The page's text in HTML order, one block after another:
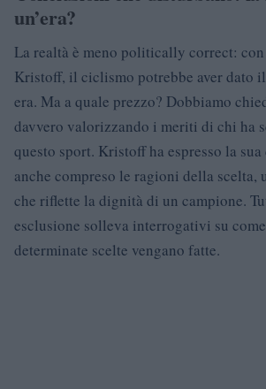
un’era?
La realtà è meno politically correct:
Kristoff, il ciclismo potrebbe aver dato
era. Ma a quale prezzo? Dobbiamo
davvero valorizzando i meriti di chi ha
questo sport. Kristoff ha espresso la
anche compreso le ragioni della scelta,
che riflette la dignità di un campione.
esclusione solleva interrogativi su
determinate scelte vengano fatte.